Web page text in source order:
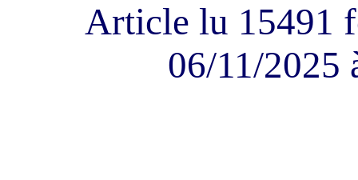
Article lu 15491
06/11/2025